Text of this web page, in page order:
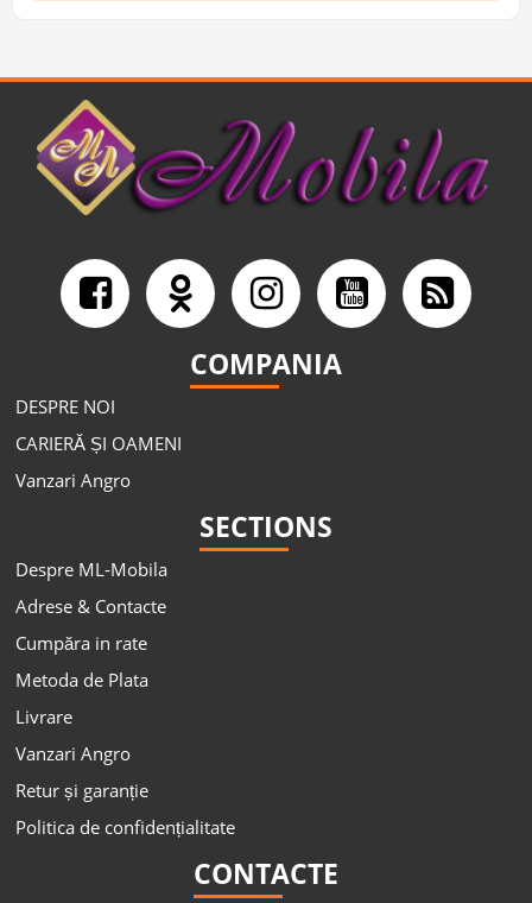
COMPANIA
DESPRE NOI
CARIERĂ ȘI OAMENI
Vanzari Angro
SECTIONS
Despre ML-Mobila
Adrese & Contacte
Cumpăra in rate
Metoda de Plata
Livrare
Vanzari Angro
Retur și garanție
Politica de confidențialitate
CONTACTE